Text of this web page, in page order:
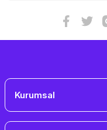
Kurumsal